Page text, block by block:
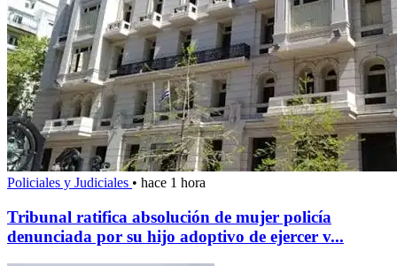
Policiales y Judiciales • hace 1 hora
Tribunal ratifica absolución de mujer policía
denunciada por su hijo adoptivo de ejercer v...